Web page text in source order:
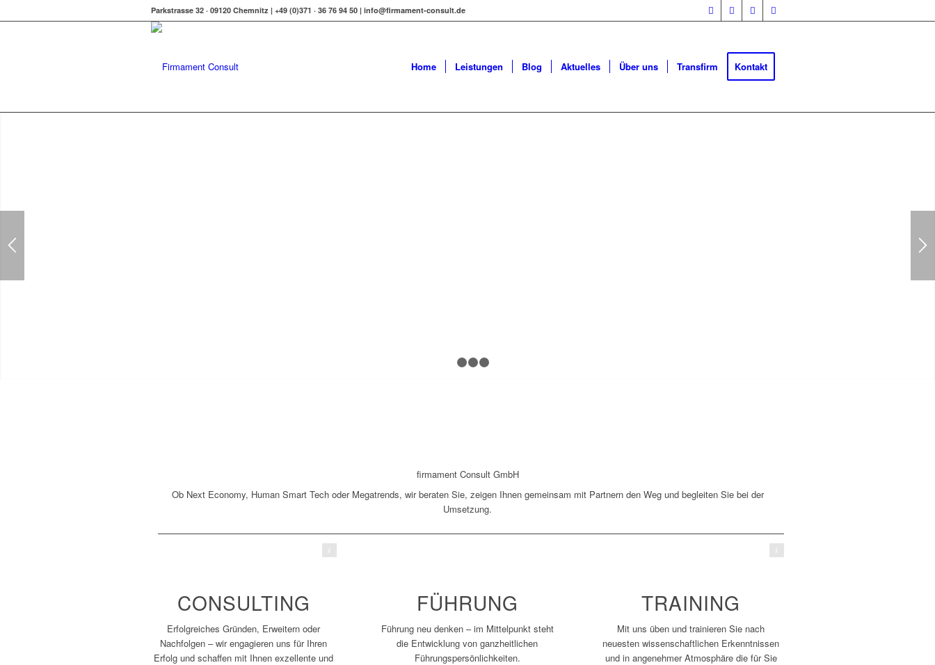
Parkstrasse 32 · 09120 Chemnitz | +49 (0)371 · 36 76 94 50 | info@firmament-consult.de
Home Leistungen Blog Aktuelles Über uns Transfirm Kontakt
Wirksame Trainings und Workshops für Ihren
firmament Consult GmbH
Ob Next Economy, Human Smart Tech oder Megatrends, wir beraten Sie, zeigen Ihnen gemeinsam mit Partnern den Weg und begleiten Sie bei der
Umsetzung.
CONSULTING
Erfolgreiches Gründen, Erweitern oder
Nachfolgen – wir engagieren uns für Ihren
Erfolg und schaffen mit Ihnen exzellente und
FÜHRUNG
Führung neu denken – im Mittelpunkt steht
die Entwicklung von ganzheitlichen
Führungspersönlichkeiten.
TRAINING
Mit uns üben und trainieren Sie nach
neuesten wissenschaftlichen Erkenntnissen
und in angenehmer Atmosphäre die für Sie